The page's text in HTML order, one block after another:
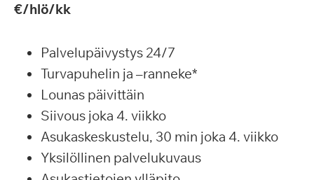
€/hlö/kk
Palvelupäivystys 24/7
Turvapuhelin ja –ranneke*
Lounas päivittäin
Siivous joka 4. viikko
Asukaskeskustelu, 30 min joka 4. viikko
Yksilöllinen palvelukuvaus